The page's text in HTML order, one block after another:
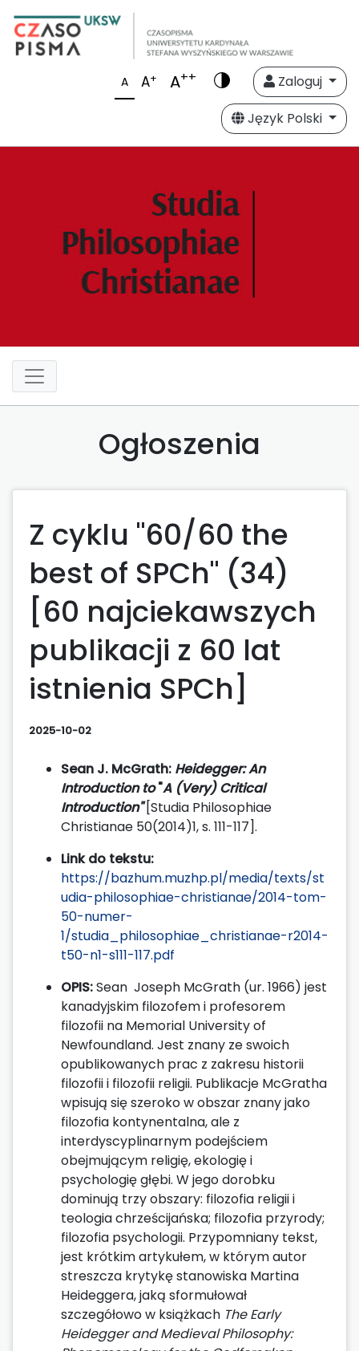
A A+ A++
Zaloguj
Język Polski
Ogłoszenia
Z cyklu "60/60 the
best of SPCh" (34)
[60 najciekawszych
publikacji z 60 lat
istnienia SPCh]
2025-10-02
Sean J. McGrath: Heidegger: An
Introduction to"A (Very) Critical
Introduction"[Studia Philosophiae
Christianae 50(2014)1, s. 111-117].
Link do tekstu:
https://bazhum.muzhp.pl/media/texts/st
udia-philosophiae-christianae/2014-tom-
50-numer-
1/studia_philosophiae_christianae-r2014-
t50-n1-s111-117.pdf
OPIS:Sean Joseph McGrath (ur. 1966) jest
kanadyjskim filozofem i profesorem
filozofii na Memorial University of
Newfoundland. Jest znany ze swoich
opublikowanych prac z zakresu historii
filozofii i filozofii religii. Publikacje McGratha
wpisują się szeroko w obszar znany jako
filozofia kontynentalna, ale z
interdyscyplinarnym podejściem
obejmującym religię, ekologię i
psychologię głębi. W jego dorobku
dominują trzy obszary: filozofia religii i
teologia chrześcijańska; filozofia przyrody;
filozofia psychologii. Przypomniany tekst,
jest krótkim artykułem, w którym autor
streszcza krytykę stanowiska Martina
Heideggera, jaką sformułował
szczegółowo w książkach The Early
Heidegger and Medieval Philosophy: